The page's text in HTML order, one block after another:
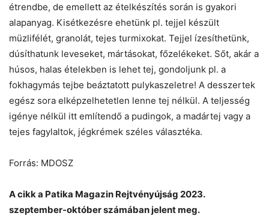
étrendbe, de emellett az ételkészítés során is gyakori
alapanyag. Kisétkezésre ehetünk pl. tejjel készült
müzlifélét, granolát, tejes turmixokat. Tejjel ízesíthetünk,
dúsíthatunk leveseket, mártásokat, főzelékeket. Sőt, akár a
húsos, halas ételekben is lehet tej, gondoljunk pl. a
fokhagymás tejbe beáztatott pulykaszeletre! A desszertek
egész sora elképzelhetetlen lenne tej nélkül. A teljesség
igénye nélkül itt említendő a pudingok, a madártej vagy a
tejes fagylaltok, jégkrémek széles választéka.
Forrás: MDOSZ
A cikk a Patika Magazin Rejtvényújság 2023.
szeptember-október számában jelent meg.